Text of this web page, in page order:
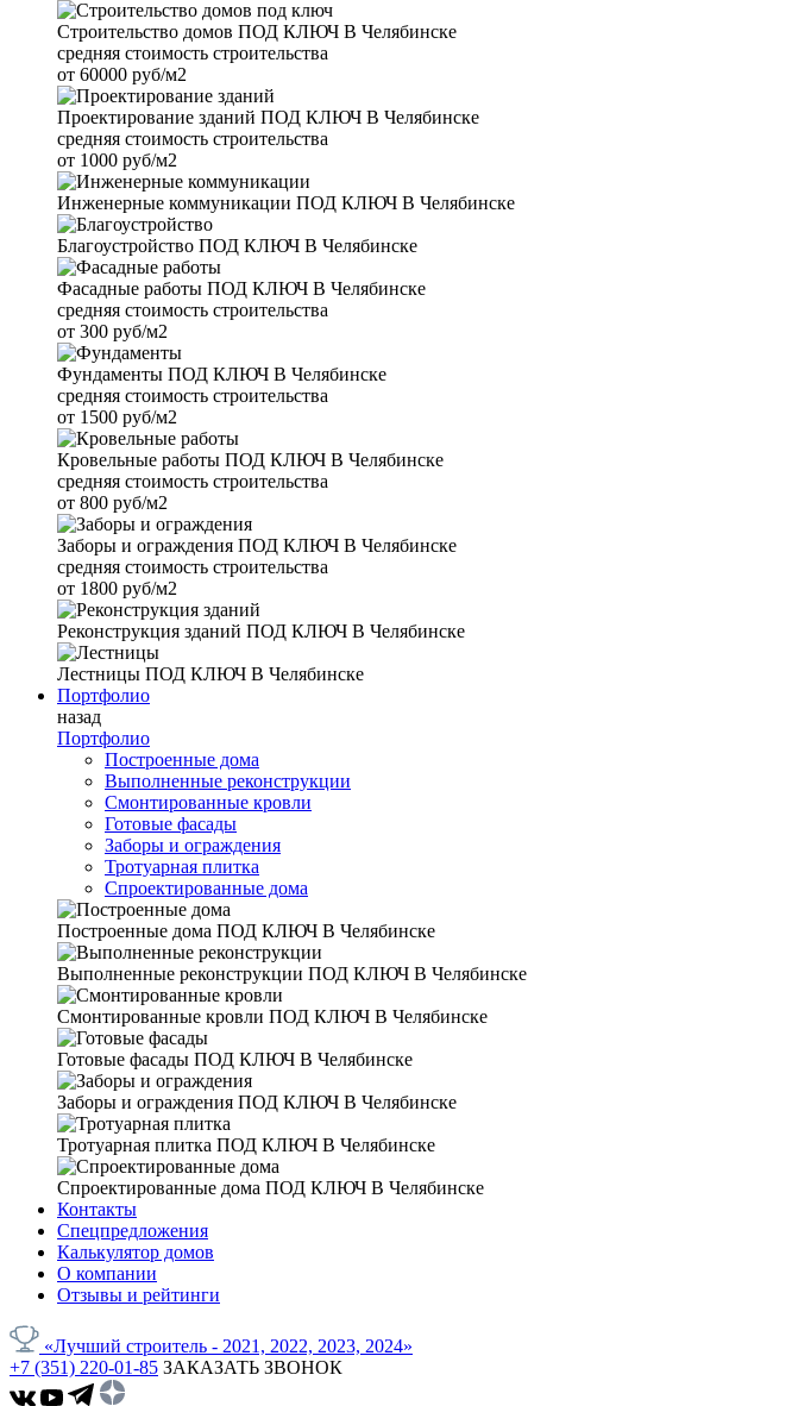
Строительство домов ПОД КЛЮЧ В Челябинске
средняя стоимость строительства
от 60000 руб/м2
Проектирование зданий ПОД КЛЮЧ В Челябинске
средняя стоимость строительства
от 1000 руб/м2
Инженерные коммуникации ПОД КЛЮЧ В Челябинске
Благоустройство ПОД КЛЮЧ В Челябинске
Фасадные работы ПОД КЛЮЧ В Челябинске
средняя стоимость строительства
от 300 руб/м2
Фундаменты ПОД КЛЮЧ В Челябинске
средняя стоимость строительства
от 1500 руб/м2
Кровельные работы ПОД КЛЮЧ В Челябинске
средняя стоимость строительства
от 800 руб/м2
Заборы и ограждения ПОД КЛЮЧ В Челябинске
средняя стоимость строительства
от 1800 руб/м2
Реконструкция зданий ПОД КЛЮЧ В Челябинске
Лестницы ПОД КЛЮЧ В Челябинске
Портфолио
назад
Портфолио
Построенные дома
Выполненные реконструкции
Смонтированные кровли
Готовые фасады
Заборы и ограждения
Тротуарная плитка
Спроектированные дома
Построенные дома ПОД КЛЮЧ В Челябинске
Выполненные реконструкции ПОД КЛЮЧ В Челябинске
Смонтированные кровли ПОД КЛЮЧ В Челябинске
Готовые фасады ПОД КЛЮЧ В Челябинске
Заборы и ограждения ПОД КЛЮЧ В Челябинске
Тротуарная плитка ПОД КЛЮЧ В Челябинске
Спроектированные дома ПОД КЛЮЧ В Челябинске
Контакты
Спецпредложения
Калькулятор домов
О компании
Отзывы и рейтинги
«Лучший строитель - 2021, 2022, 2023, 2024»
+7 (351) 220-01-85 ЗАКАЗАТЬ ЗВОНОК